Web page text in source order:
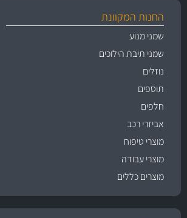
החנות המקוונת
שמני מנוע
שמני תיבת הילוכים
נוזלים
תוספים
חלפים
אביזרי רכב
מוצרי טיפוח
מוצרי עבודה
מוצרים כללים